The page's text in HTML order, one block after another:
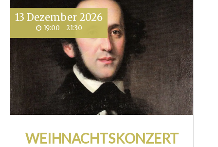
13 Dezember 2026
19:00 - 21:30
WEIHNACHTSKONZERT